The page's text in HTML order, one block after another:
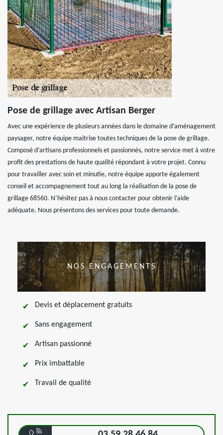
Pose de grillage avec Artisan Berger
Avec une expérience de plusieurs années dans le domaine d’aménagement
paysager, notre équipe maitrise toutes techniques de la pose de grillage.
Composé d’artisans professionnels et passionnés, notre service met à votre
profit des prestations de haute qualité répondant à votre projet. Connu
pour travailler avec soin et minutie, notre équipe apporte également
conseil et accompagnement tout au long la réalisation de la pose de
grillage 68560. N’hésitez pas à nous contacter pour obtenir l’aide
adéquate. Nous présentons des services pour toute demande.
NOS ENGAGEMENTS
Devis et déplacement gratuits
Sans engagement
Artisan passionné
Prix imbattable
Travail de qualité